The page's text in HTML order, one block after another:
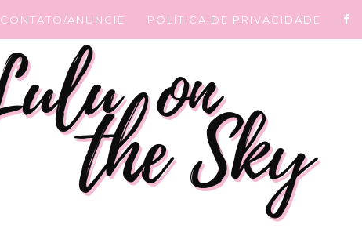
CONTATO/ANUNCIE POLÍTICA DE PRIVACIDADE